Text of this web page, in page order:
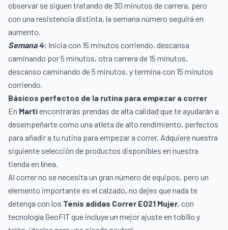
observar se siguen tratando de 30 minutos de carrera, pero
con una resistencia distinta, la semana número seguirá en
aumento.
Semana 4: Inicia con 15 minutos corriendo, descansa
caminando por 5 minutos, otra carrera de 15 minutos,
descanso caminando de 5 minutos, y termina con 15 minutos
corriendo.
Básicos perfectos de la rutina para empezar a correr
En Martíencontrarás prendas de alta calidad que te ayudarán a
desempeñarte como una atleta de alto rendimiento, perfectos
para añadir a tu rutina para empezar a correr. Adquiere nuestra
siguiente selección de productos disponibles en nuestra
tienda en línea.
Al correr no se necesita un gran número de equipos, pero un
elemento importante es el calzado, no dejes que nada te
detenga con los Tenis adidas Correr EQ21 Mujer, con
tecnología GeoFIT que incluye un mejor ajuste en tobillo y